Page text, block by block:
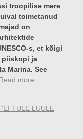
troopilise mere
toimetanud
on
s, et kõigi
piiskopi ja
Marina. See
more
X
TULE LUULE